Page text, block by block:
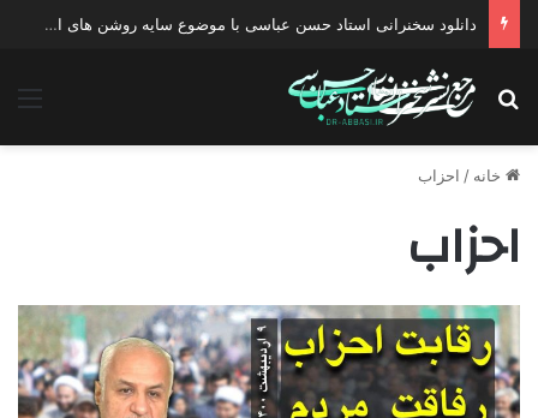
دانلود سخنرانی استاد حسن عباسی با موضوع سایه روشن های انتخاب یک نامزد اصلح
جستجو برای
خانه / احزاب
احزاب